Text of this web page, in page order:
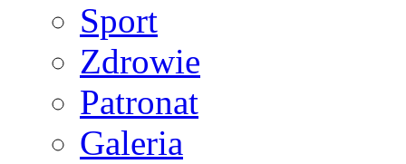
Sport
Zdrowie
Patronat
Galeria